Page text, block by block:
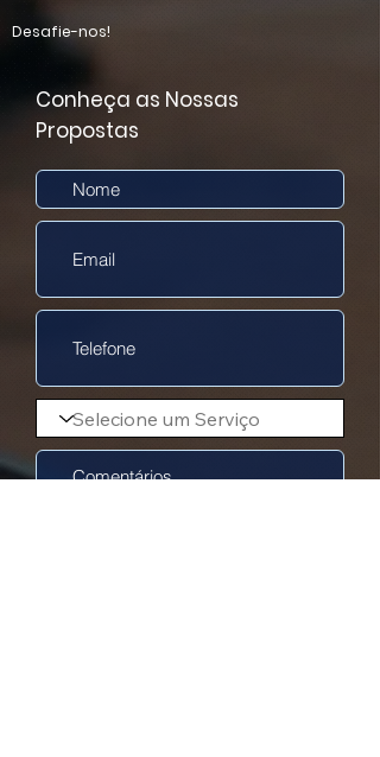
Desafie-nos!
Conheça as Nossas
Propostas